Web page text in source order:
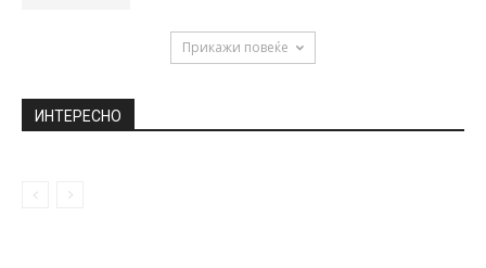
Прикажи повеќе
ИНТЕРЕСНО